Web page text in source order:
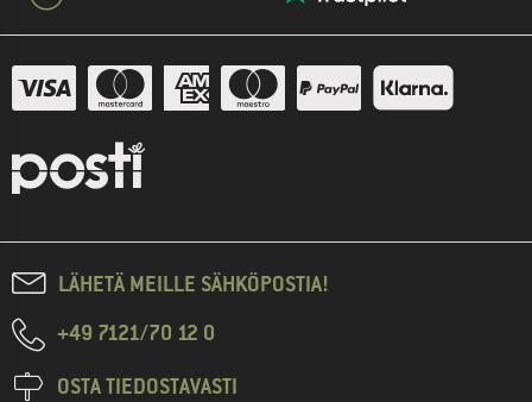
LÄHETÄ MEILLE SÄHKÖPOSTIA!
+49 7121/70 12 0
OSTA TIEDOSTAVASTI